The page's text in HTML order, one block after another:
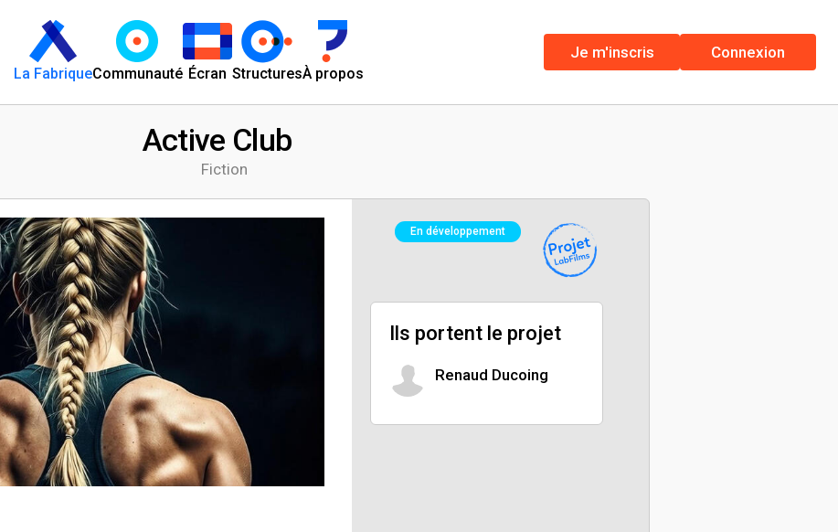
La FabriqueCommunauté Écran StructuresÀ propos
Je m'inscris Connexion
Fiction
Active Club
En développement
Ils portent le projet
Renaud Ducoing